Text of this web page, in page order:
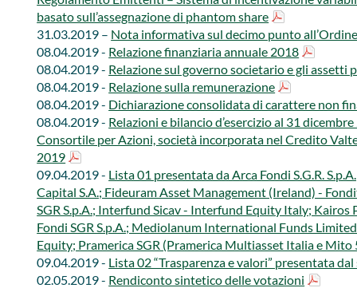
basato sull’assegnazione di phantom share​
31.03.2019 – Nota informativa sul decimo punto
08.04.2019 - Relazione finanziaria annuale 2018
08.04.2019 - Relazione sul governo societario e gli assetti
08.04.2019 -​ Relazione sulla remunerazione
08.04.2019 -​ Dichiarazione consolidata di carattere non
08.04.2019 -​ Relazioni e bilancio d’esercizio al 31
Consortile per Azioni, società incorporata nel Credito
2019
09.04.2019 -​ Lista 01 presentata da Arca Fondi S.G.R.
Capital S.A.; Fideuram Asset Management (Ireland) -
SGR S.p.A.; Interfund Sicav - Interfund Equity Italy; Kairos
Fondi SGR S.p.A.; Mediolanum International Funds
Equity; Pramerica SGR (Pramerica Multiasset Italia e Mito
09.04.2019 -​​ Lista 02 “Trasparenza e valori” presentata
02.05.2019 -​ Rendiconto sintetico delle votazioni